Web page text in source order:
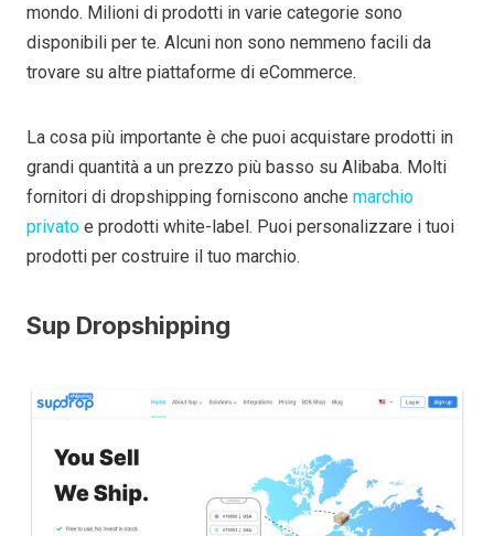
mondo. Milioni di prodotti in varie categorie sono
disponibili per te. Alcuni non sono nemmeno facili da
trovare su altre piattaforme di eCommerce.
La cosa più importante è che puoi acquistare prodotti in
grandi quantità a un prezzo più basso su Alibaba. Molti
fornitori di dropshipping forniscono anche marchio
privato e prodotti white-label. Puoi personalizzare i tuoi
prodotti per costruire il tuo marchio.
Sup Dropshipping